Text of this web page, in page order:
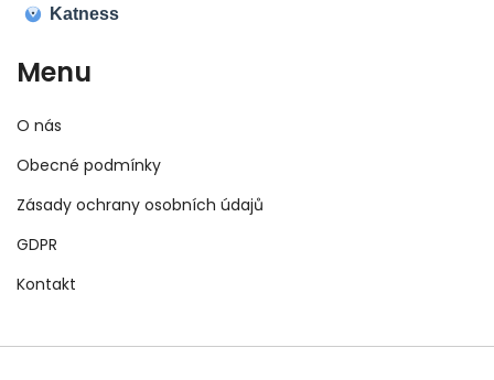
Menu
O nás
Obecné podmínky
Zásady ochrany osobních údajů
GDPR
Kontakt